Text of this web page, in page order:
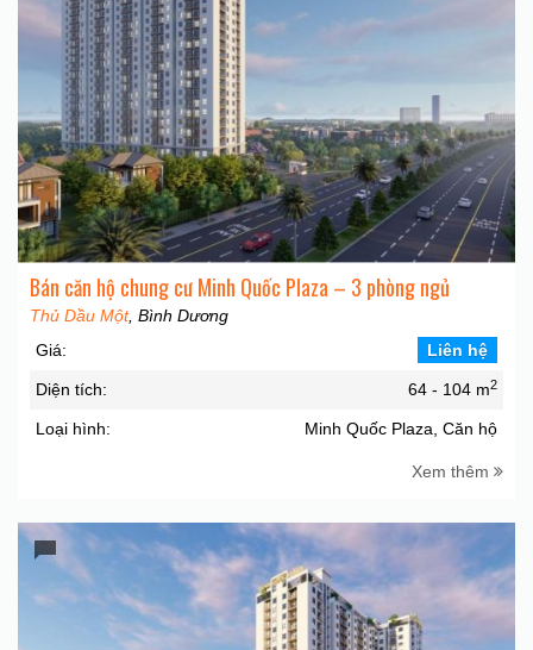
Bán căn hộ chung cư Minh Quốc Plaza – 3 phòng ngủ
Thủ Dầu Một, Bình Dương
Giá:
Liên hệ
Diện tích: 64 - 104 m2
Loại hình: Minh Quốc Plaza, Căn hộ
Xem thêm